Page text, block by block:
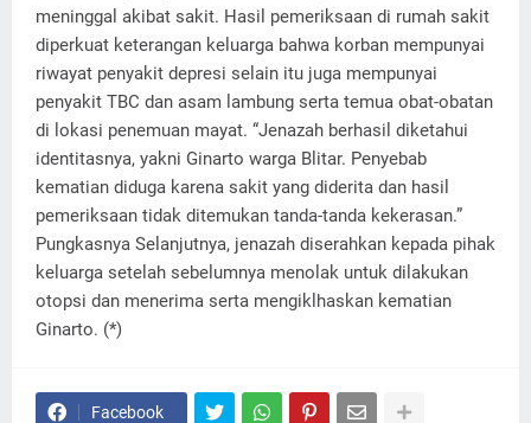
meninggal akibat sakit. Hasil pemeriksaan di rumah sakit
diperkuat keterangan keluarga bahwa korban mempunyai
riwayat penyakit depresi selain itu juga mempunyai
penyakit TBC dan asam lambung serta temua obat-obatan
di lokasi penemuan mayat. “Jenazah berhasil diketahui
identitasnya, yakni Ginarto warga Blitar. Penyebab
kematian diduga karena sakit yang diderita dan hasil
pemeriksaan tidak ditemukan tanda-tanda kekerasan.”
Pungkasnya Selanjutnya, jenazah diserahkan kepada pihak
keluarga setelah sebelumnya menolak untuk dilakukan
otopsi dan menerima serta mengiklhaskan kematian
Ginarto. (*)
Facebook